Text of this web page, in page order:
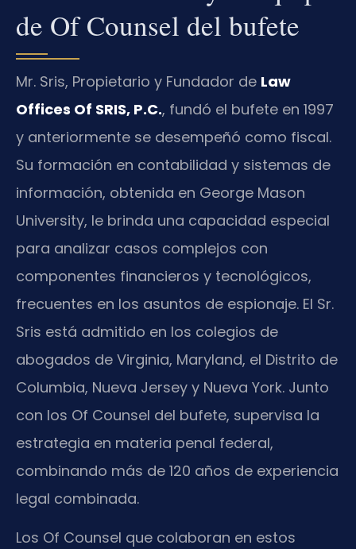
de Of Counsel del bufete
Mr. Sris, Propietario y Fundador de Law
Offices Of SRIS, P.C., fundó el bufete en 1997
y anteriormente se desempeñó como fiscal.
Su formación en contabilidad y sistemas de
información, obtenida en George Mason
University, le brinda una capacidad especial
para analizar casos complejos con
componentes financieros y tecnológicos,
frecuentes en los asuntos de espionaje. El Sr.
Sris está admitido en los colegios de
abogados de Virginia, Maryland, el Distrito de
Columbia, Nueva Jersey y Nueva York. Junto
con los Of Counsel del bufete, supervisa la
estrategia en materia penal federal,
combinando más de 120 años de experiencia
legal combinada.
Los Of Counsel que colaboran en estos